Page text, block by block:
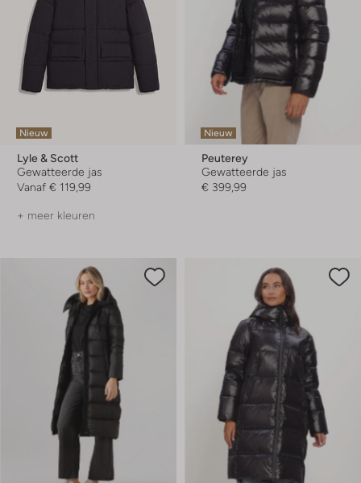
Nieuw
Lyle & Scott
Gewatteerde jas
Vanaf € 119,99
+ meer kleuren
Nieuw
Peuterey
Gewatteerde jas
€ 399,99